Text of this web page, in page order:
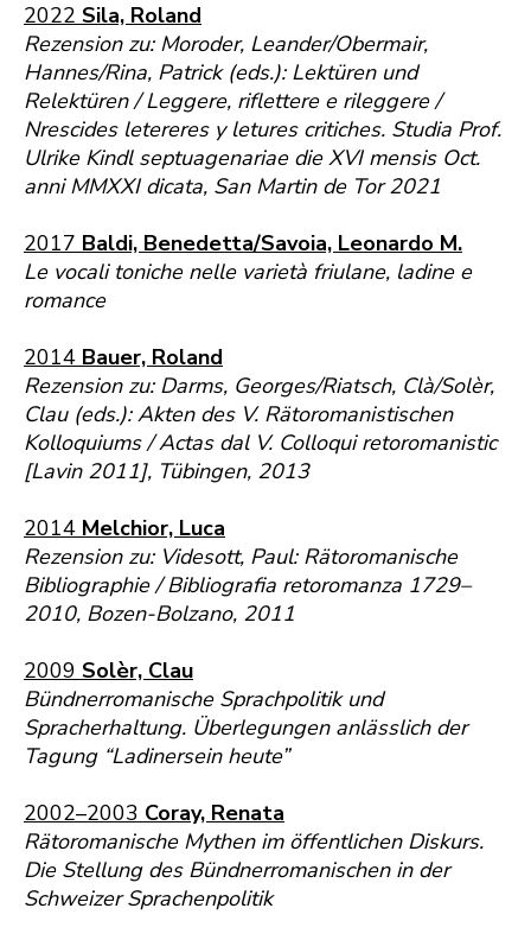
2022 Sila, Roland
Rezension zu: Moroder, Leander/Obermair,
Hannes/Rina, Patrick (eds.): Lektüren und
Relektüren / Leggere, riflettere e rileggere /
Nrescides letereres y letures critiches. Studia Prof.
Ulrike Kindl septuagenariae die XVI mensis Oct.
anni MMXXI dicata, San Martin de Tor 2021
2017 Baldi, Benedetta/Savoia, Leonardo M.
Le vocali toniche nelle varietà friulane, ladine e
romance
2014 Bauer, Roland
Rezension zu: Darms, Georges/Riatsch, Clà/Solèr,
Clau (eds.): Akten des V. Rätoromanistischen
Kolloquiums / Actas dal V. Colloqui retoromanistic
[Lavin 2011], Tübingen, 2013
2014 Melchior, Luca
Rezension zu: Videsott, Paul: Rätoromanische
Bibliographie / Bibliografia retoromanza 1729–
2010, Bozen-Bolzano, 2011
2009 Solèr, Clau
Bündnerromanische Sprachpolitik und
Spracherhaltung. Überlegungen anlässlich der
Tagung “Ladinersein heute”
2002–2003 Coray, Renata
Rätoromanische Mythen im öffentlichen Diskurs.
Die Stellung des Bündnerromanischen in der
Schweizer Sprachenpolitik